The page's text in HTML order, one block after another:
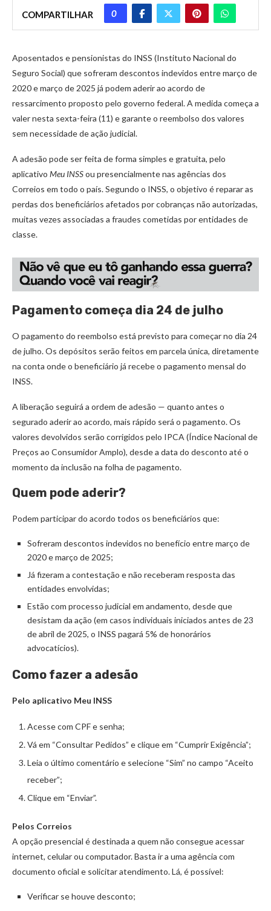
COMPARTILHAR 0
Aposentados e pensionistas do INSS (Instituto Nacional do
Seguro Social) que sofreram descontos indevidos entre março de
2020 e março de 2025 já podem aderir ao acordo de
ressarcimento proposto pelo governo federal. A medida começa a
valer nesta sexta-feira (11) e garante o reembolso dos valores
sem necessidade de ação judicial.
A adesão pode ser feita de forma simples e gratuita, pelo
aplicativo Meu INSSou presencialmente nas agências dos
Correios em todo o país. Segundo o INSS, o objetivo é reparar as
perdas dos beneficiários afetados por cobranças não autorizadas,
muitas vezes associadas a fraudes cometidas por entidades de
classe.
Pagamento começa dia 24 de julho
O pagamento do reembolso está previsto para começar no dia 24
de julho. Os depósitos serão feitos em parcela única, diretamente
na conta onde o beneficiário já recebe o pagamento mensal do
INSS.
A liberação seguirá a ordem de adesão — quanto antes o
segurado aderir ao acordo, mais rápido será o pagamento. Os
valores devolvidos serão corrigidos pelo IPCA (Índice Nacional de
Preços ao Consumidor Amplo), desde a data do desconto até o
momento da inclusão na folha de pagamento.
Quem pode aderir?
Podem participar do acordo todos os beneficiários que:
Sofreram descontos indevidos no benefício entre março de
2020 e março de 2025;
Já fizeram a contestação e não receberam resposta das
entidades envolvidas;
Estão com processo judicial em andamento, desde que
desistam da ação (em casos individuais iniciados antes de 23
de abril de 2025, o INSS pagará 5% de honorários
advocatícios).
Como fazer a adesão
Pelo aplicativo Meu INSS
Acesse com CPF e senha;
Vá em “Consultar Pedidos” e clique em “Cumprir Exigência”;
Leia o último comentário e selecione “Sim” no campo “Aceito
receber”;
Clique em “Enviar”.
Pelos Correios
A opção presencial é destinada a quem não consegue acessar
internet, celular ou computador. Basta ir a uma agência com
documento oficial e solicitar atendimento. Lá, é possível:
Verificar se houve desconto;